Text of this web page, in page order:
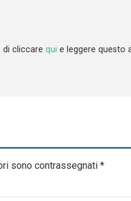
di cliccare qui e leggere questo
sono contrassegnati *